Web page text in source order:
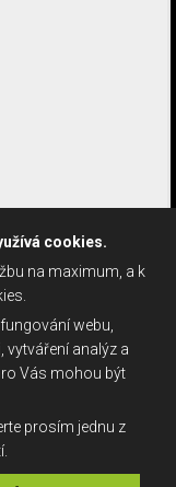
cookies.
na maximum, a k
webu,
vytváření analýz a
Vás mohou být
prosím jednu z